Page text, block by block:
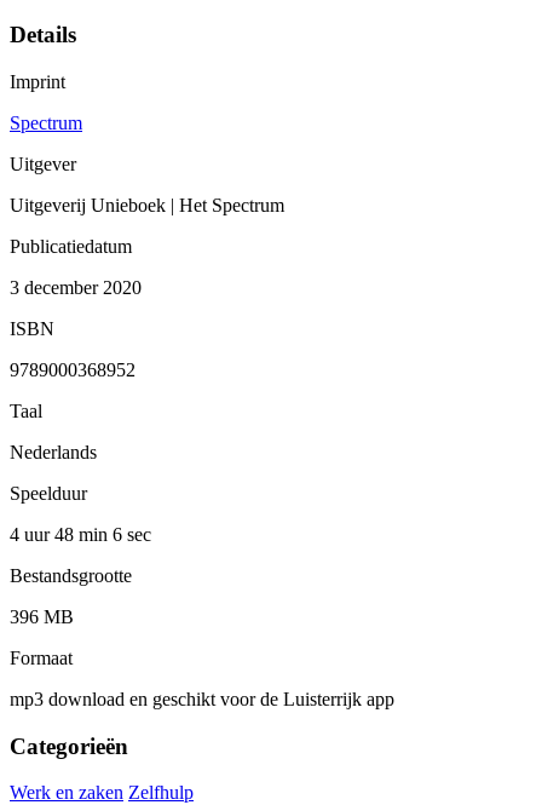
Details
Imprint
Spectrum
Uitgever
Uitgeverij Unieboek | Het Spectrum
Publicatiedatum
3 december 2020
ISBN
9789000368952
Taal
Nederlands
Speelduur
4 uur 48 min 6 sec
Bestandsgrootte
396 MB
Formaat
mp3 download en geschikt voor de Luisterrijk app
Categorieën
Werk en zaken Zelfhulp